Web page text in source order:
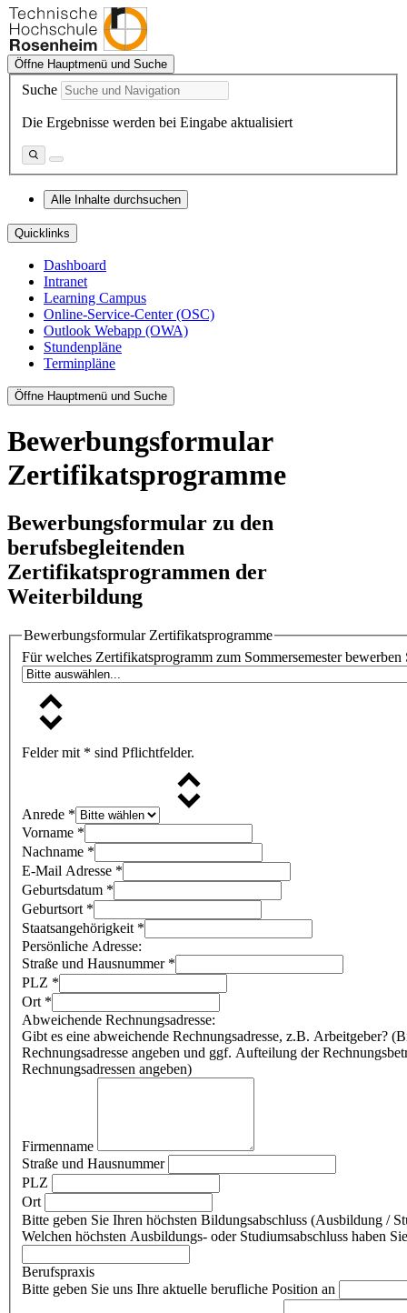
Öffne Hauptmenü und Suche
Suche
Die Ergebnisse werden bei Eingabe aktualisiert
Alle Inhalte durchsuchen
Quicklinks
Dashboard
Intranet
Learning Campus
Online-Service-Center (OSC)
Outlook Webapp (OWA)
Stundenpläne
Terminpläne
Öffne Hauptmenü und Suche
Bewerbungsformular
Zertifikatsprogramme
Bewerbungsformular zu den
berufsbegleitenden
Zertifikatsprogrammen der
Weiterbildung
Bewerbungsformular Zertifikatsprogramme
Für welches Zertifikatsprogramm zum Sommersemester bewerben
Felder mit * sind Pflichtfelder.
Anrede *
Vorname *
Nachname *
E-Mail Adresse *
Geburtsdatum *
Geburtsort *
Staatsangehörigkeit *
Persönliche Adresse:
Straße und Hausnummer*
PLZ *
Ort *
Abweichende Rechnungsadresse:
Gibt es eine abweichende Rechnungsadresse, z.B. Arbeitgeber?
Rechnungsadresse angeben und ggf. Aufteilung der
Rechnungsadressen angeben)
Firmenname
Straße und Hausnummer
PLZ
Ort
Bitte geben Sie Ihren höchsten Bildungsabschluss (Ausbildung /
Welchen höchsten Ausbildungs- oder Studiumsabschluss haben
Berufspraxis
Bitte geben Sie uns Ihre aktuelle berufliche Position an